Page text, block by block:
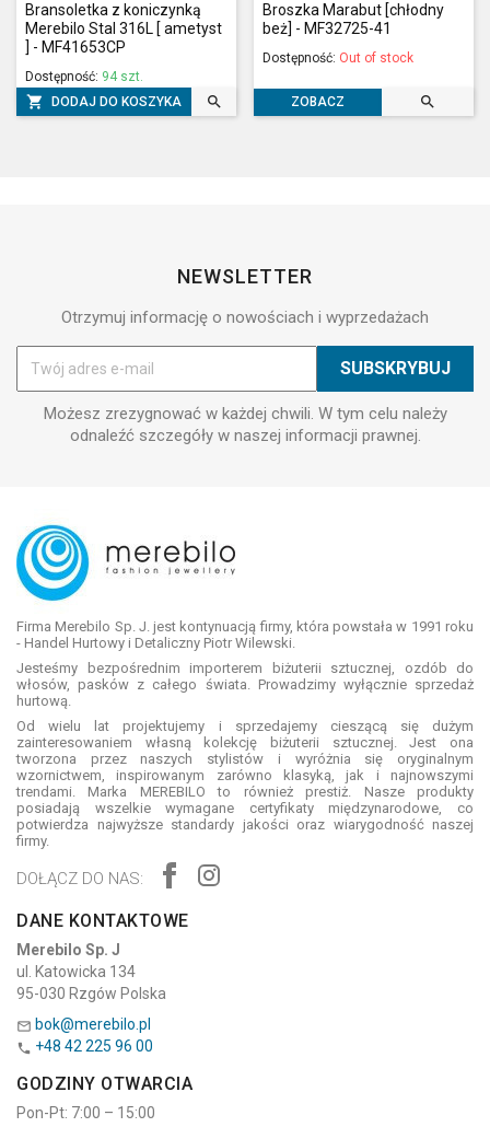
Bransoletka z koniczynką
Merebilo Stal 316L [ ametyst
] - MF41653CP
Dostępność: 94 szt.
 DODAJ DO KOSZYKA 
Broszka Marabut [chłodny
beż] - MF32725-41
Dostępność: Out of stock
ZOBACZ 
NEWSLETTER
Otrzymuj informację o nowościach i wyprzedażach
Możesz zrezygnować w każdej chwili. W tym celu należy
odnaleźć szczegóły w naszej informacji prawnej.
Firma Merebilo Sp. J. jest kontynuacją firmy, która powstała w 1991 roku
- Handel Hurtowy i Detaliczny Piotr Wilewski.
Jesteśmy bezpośrednim importerem biżuterii sztucznej, ozdób do
włosów, pasków z całego świata. Prowadzimy wyłącznie sprzedaż
hurtową.
Od wielu lat projektujemy i sprzedajemy cieszącą się dużym
zainteresowaniem własną kolekcję biżuterii sztucznej. Jest ona
tworzona przez naszych stylistów i wyróżnia się oryginalnym
wzornictwem, inspirowanym zarówno klasyką, jak i najnowszymi
trendami. Marka MEREBILO to również prestiż. Nasze produkty
posiadają wszelkie wymagane certyfikaty międzynarodowe, co
potwierdza najwyższe standardy jakości oraz wiarygodność naszej
firmy.
DOŁĄCZ DO NAS:
DANE KONTAKTOWE
Merebilo Sp. J
ul. Katowicka 134
95-030 Rzgów Polska
 bok@merebilo.pl
 +48 42 225 96 00
GODZINY OTWARCIA
Pon-Pt: 7:00 – 15:00